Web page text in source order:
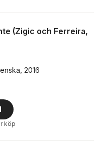
(Zigic och Ferreira,
2016
Totalt antal röster:
köp